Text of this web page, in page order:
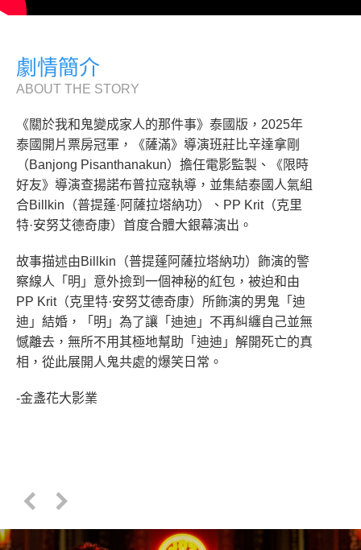
劇情簡介
ABOUT THE STORY
《關於我和鬼變成家人的那件事》泰國版，2025年
泰國開片票房冠軍，《薩滿》導演班莊比辛達拿剛
（Banjong Pisanthanakun）擔任電影監製、《限時
好友》導演查揚諾布普拉寇執導，並集結泰國人氣組
合Billkin（普提蓬·阿薩拉塔納功）、PP Krit（克里
特·安努艾德奇康）首度合體大銀幕演出。
故事描述由Billkin（普提蓬阿薩拉塔納功）飾演的警
察線人「明」意外撿到一個神秘的紅包，被迫和由
PP Krit（克里特·安努艾德奇康）所飾演的男鬼「迪
迪」結婚，「明」為了讓「迪迪」不再糾纏自己並無
憾離去，無所不用其極地幫助「迪迪」解開死亡的真
相，從此展開人鬼共處的爆笑日常。
-金盞花大影業